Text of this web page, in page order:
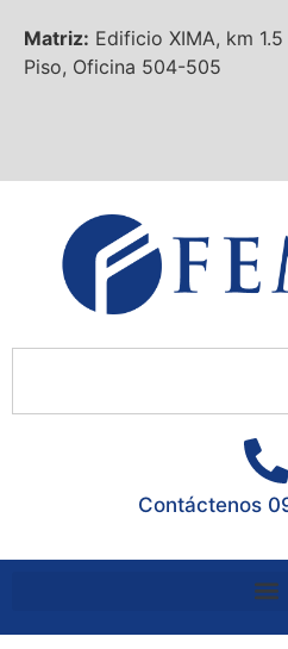
Matriz: Edificio XIMA, km
Piso, Oficina 504-505
Contáctenos